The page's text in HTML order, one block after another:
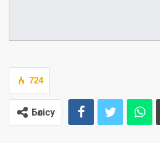
724
Бөлісу